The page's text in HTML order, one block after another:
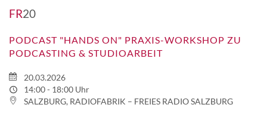
FR20
PODCAST "HANDS ON" PRAXIS-WORKSHOP ZU
PODCASTING & STUDIOARBEIT
20.03.2026
14:00 - 18:00 Uhr
SALZBURG, RADIOFABRIK – FREIES RADIO SALZBURG